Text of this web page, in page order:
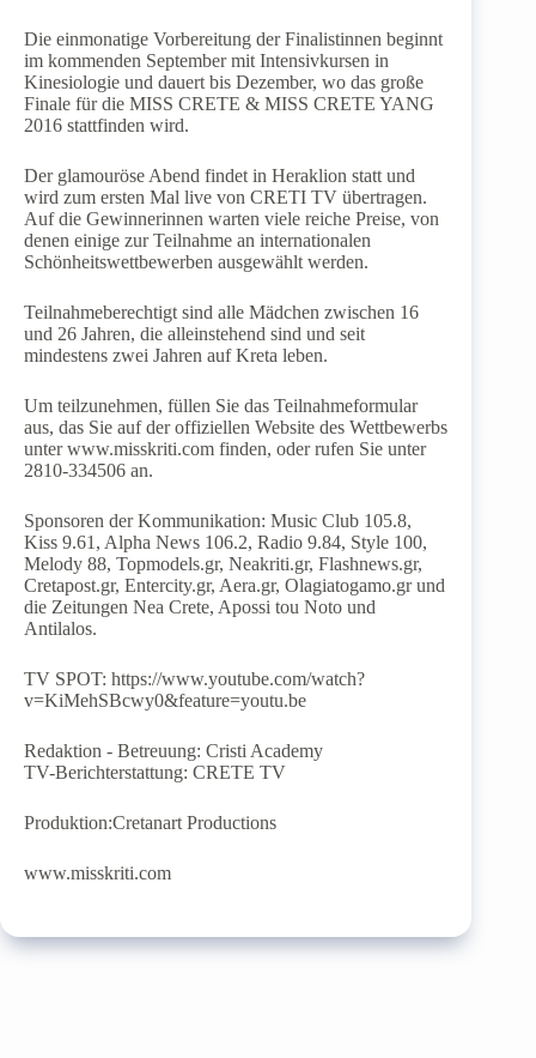
Die einmonatige Vorbereitung der Finalistinnen beginnt
im kommenden September mit Intensivkursen in
Kinesiologie und dauert bis Dezember, wo das große
Finale für die MISS CRETE & MISS CRETE YANG
2016 stattfinden wird.
Der glamouröse Abend findet in Heraklion statt und
wird zum ersten Mal live von CRETI TV übertragen.
Auf die Gewinnerinnen warten viele reiche Preise, von
denen einige zur Teilnahme an internationalen
Schönheitswettbewerben ausgewählt werden.
Teilnahmeberechtigt sind alle Mädchen zwischen 16
und 26 Jahren, die alleinstehend sind und seit
mindestens zwei Jahren auf Kreta leben.
Um teilzunehmen, füllen Sie das Teilnahmeformular
aus, das Sie auf der offiziellen Website des Wettbewerbs
unter www.misskriti.com finden, oder rufen Sie unter
2810-334506 an.
Sponsoren der Kommunikation: Music Club 105.8,
Kiss 9.61, Alpha News 106.2, Radio 9.84, Style 100,
Melody 88, Topmodels.gr, Neakriti.gr, Flashnews.gr,
Cretapost.gr, Entercity.gr, Aera.gr, Olagiatogamo.gr und
die Zeitungen Nea Crete, Apossi tou Noto und
Antilalos.
TV SPOT: https://www.youtube.com/watch?
v=KiMehSBcwy0&feature=youtu.be
Redaktion - Betreuung: Cristi Academy
TV-Berichterstattung: CRETE TV
Produktion:Cretanart Productions
www.misskriti.com